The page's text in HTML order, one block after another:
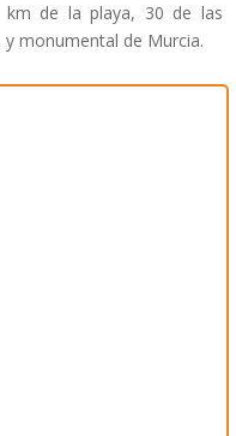
de la playa, 30 de las
monumental de Murcia.